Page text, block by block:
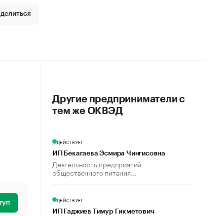
Другие предприниматели с
тем же ОКВЭД
ДЕЙСТВУЕТ
ИП Бекагаева Эсмира Чингисовна
Деятельность предприятий
общественного питания...
ДЕЙСТВУЕТ
ИП Гаджиев Тимур Гикметович